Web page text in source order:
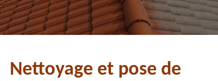
Nettoyage et pose de